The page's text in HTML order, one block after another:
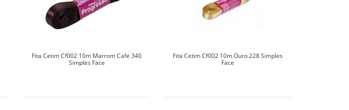
Fita Cetim Cf002 10m Marrom Cafe 340
Simples Face
Fita Cetim Cf002 10m Ouro 228 Simples
Face